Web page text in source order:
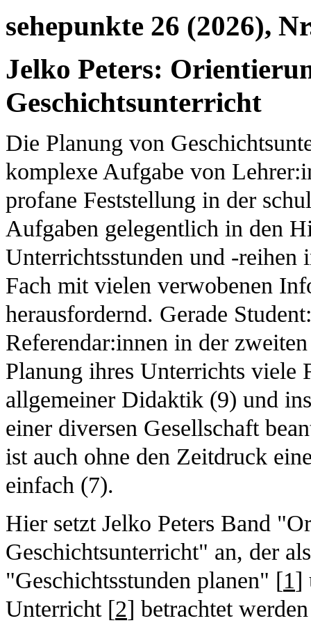
sehepunkte 26 (2026),
Jelko Peters:
Geschichtsunterricht
Die Planung von
komplexe Aufgabe von
profane Feststellung in der
Aufgaben gelegentlich in den
Unterrichtsstunden und -
Fach mit vielen verwobenen
herausfordernd. Gerade
Referendar:innen in der
Planung ihres Unterrichts viele
allgemeiner Didaktik (9) und
einer diversen Gesellschaft
ist auch ohne den Zeitdruck
einfach (7).
Hier setzt Jelko Peters Band
Geschichtsunterricht" an, der
"Geschichtsstunden planen" [1]
Unterricht [2] betrachtet